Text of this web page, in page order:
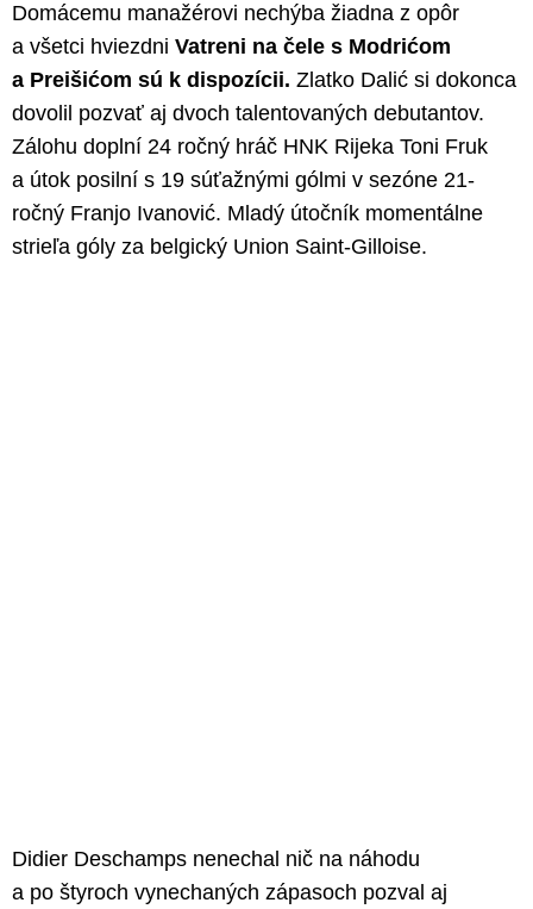
Domácemu manažérovi nechýba žiadna z opôr
a všetci hviezdni Vatreni na čele s Modrićom
a Preišićom sú k dispozícii. Zlatko Dalić si dokonca
dovolil pozvať aj dvoch talentovaných debutantov.
Zálohu doplní 24 ročný hráč HNK Rijeka Toni Fruk
a útok posilní s 19 súťažnými gólmi v sezóne 21-
ročný Franjo Ivanović. Mladý útočník momentálne
strieľa góly za belgický Union Saint-Gilloise.
Didier Deschamps nenechal nič na náhodu
a po štyroch vynechaných zápasoch pozval aj